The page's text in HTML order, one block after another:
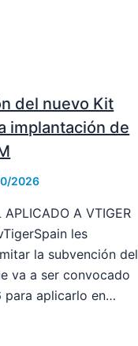
del nuevo Kit
implantación de
2026
APLICADO A VTIGER
les
la subvención del
va a ser convocado
para aplicarlo en…